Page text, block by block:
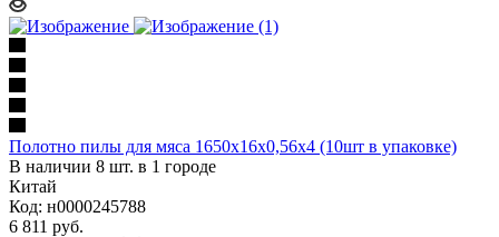
Полотно пилы для мяса 1650х16х0,56х4 (10шт в упаковке)
В наличии 8 шт. в 1 городе
Китай
Код: н0000245788
6 811 руб.